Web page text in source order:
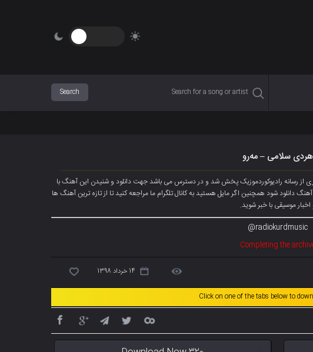
هردی سلامی – مەرو
رسانه رادیوکوردموزیک پخش شد و در دسترس می باشد جهت دانلود و شنیدن این آهنگ با
کنید تا آهنگ دانلود شود همچنین اگر مایل هستید به کانال تلگرام ما مراجعه کنید تا از تازه ترین آهنگ ها
اخبار موسیقی با خبر شوید.
radiokurdmusic@
Completing the
14 خرداد 1398
Click on one of the tabs below to